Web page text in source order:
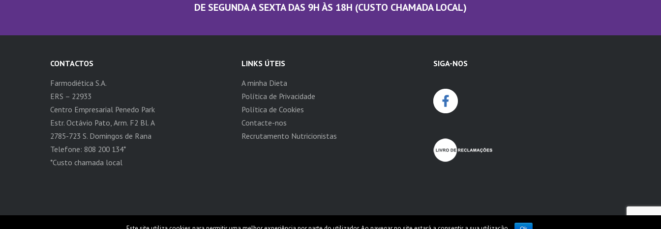
DE SEGUNDA A SEXTA DAS 9H ÀS 18H (CUSTO CHAMADA LOCAL)
CONTACTOS
Farmodiética S.A.
ERS – 22933
Centro Empresarial Penedo Park
Estr. Octávio Pato, Arm. F2 Bl. A
2785-723 S. Domingos de Rana
Telefone: 808 200 134*
*Custo chamada local
LINKS ÚTEIS
A minha Dieta
Política de Privacidade
Política de Cookies
Contacte-nos
Recrutamento Nutricionistas
SIGA-NOS